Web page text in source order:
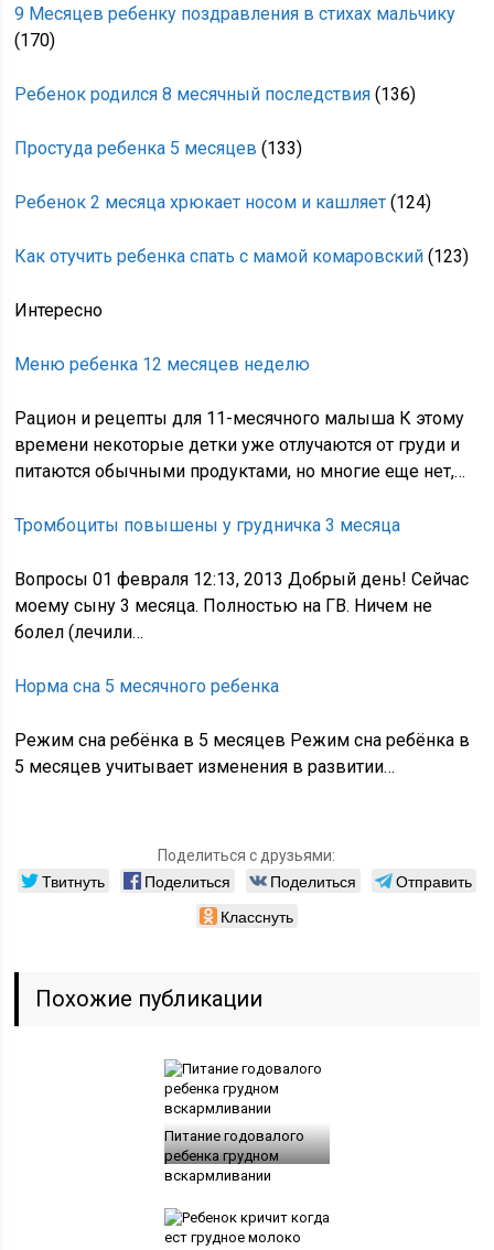
9 Месяцев ребенку поздравления в стихах мальчику
(170)
Ребенок родился 8 месячный последствия (136)
Простуда ребенка 5 месяцев (133)
Ребенок 2 месяца хрюкает носом и кашляет (124)
Как отучить ребенка спать с мамой комаровский (123)
Интересно
Меню ребенка 12 месяцев неделю
Рацион и рецепты для 11-месячного малыша К этому
времени некоторые детки уже отлучаются от груди и
питаются обычными продуктами, но многие еще нет,…
Тромбоциты повышены у грудничка 3 месяца
Вопросы 01 февраля 12:13, 2013 Добрый день! Сейчас
моему сыну 3 месяца. Полностью на ГВ. Ничем не
болел (лечили…
Норма сна 5 месячного ребенка
Режим сна ребёнка в 5 месяцев Режим сна ребёнка в
5 месяцев учитывает изменения в развитии…
Поделиться с друзьями:
Твитнуть Поделиться Поделиться
Отправить
Класснуть
Похожие публикации
Питание годовалого
ребенка грудном
вскармливании